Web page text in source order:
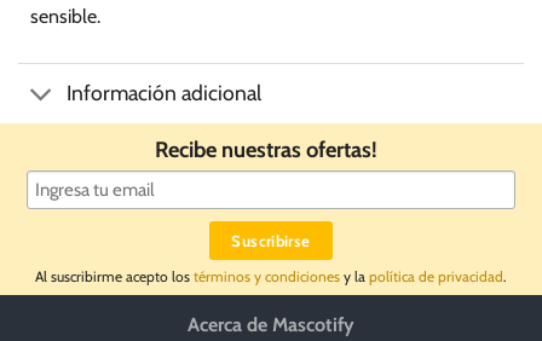
sensible.
Información adicional
Recibe nuestras ofertas!
Al suscribirme acepto los términos y condiciones y la política de privacidad.
Acerca de Mascotify